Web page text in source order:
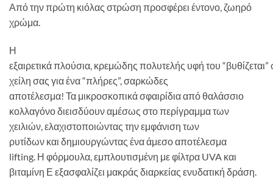
Απότηνπρώτη κιόλας στρώση προσφέρει έντονο,ζωηρό
χρώμα.
Η
εξαιρετικάπλούσια, κρεμώδης πολυτελής υφή του “βυθίζεται”
χείλη σας γιαένα “πλήρες”, σαρκώδες
αποτέλεσμα! Τα μικροσκοπικά σφαιρίδιααπόθαλάσσιο
κολλαγόνοδιεισδύουναμέσως στο περίγραμματων
χειλιών,ελαχιστοποιώντας την εμφάνιση των
ρυτίδων και δημιουργώντας έναάμεσο αποτέλεσμα
lifting. Η φόρμουλα, εμπλουτισμένη μεφίλτρα UVA και
βιταμίνη Ε εξασφαλίζει μακράς διαρκείας ενυδατική δράση.